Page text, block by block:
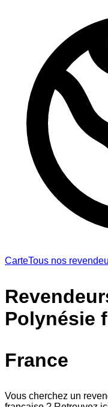
CarteTous nos
Polynésie
France
Vous cherchez un